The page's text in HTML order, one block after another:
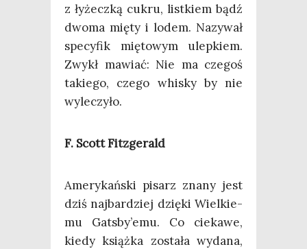
z łyżecz­ką cukru, list­kiem bądź
dwo­ma mię­ty i lodem. Nazy­wał
spe­cy­fik mię­to­wym ulep­kiem.
Zwykł mawiać: Nie ma cze­goś
takie­go, cze­go whi­sky by nie
wyleczyło.
F. Scott Fitzgerald
Ame­ry­kań­ski pisarz zna­ny jest
dziś naj­bar­dziej dzię­ki Wiel­kie­
mu Gatsby’emu. Co cie­ka­we,
kie­dy książ­ka zosta­ła wyda­na,